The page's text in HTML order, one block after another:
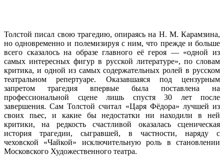
Толстой писал свою трагедию, опираясь на Н. М. Карамзина,
но одновременно и полемизируя с ним, что прежде и больше
всего сказалось на образе главного её героя — «одной из
самых интересных фигур в русской литературе», по словам
критика, и одной из самых содержательных ролей в русском
театральном репертуаре. Оказавшаяся под цензурным
запретом трагедия впервые была поставлена на
профессиональной сцене лишь спустя 30 лет после
завершения. Сам Толстой считал «Царя Фёдора» лучшей из
своих пьес, и какие бы недостатки ни находили в ней
критики, на редкость счастливой оказалась сценическая
история трагедии, сыгравшей, в частности, наряду с
чеховской «Чайкой» исключительную роль в становлении
Московского Художественного театра.